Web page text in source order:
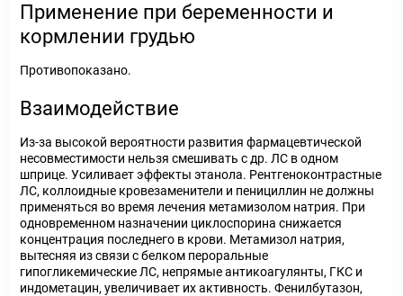
Применение при беременности и
кормлении грудью
Противопоказано.
Взаимодействие
Из-за высокой вероятности развития фармацевтической
несовместимости нельзя смешивать с др. ЛС в одном
шприце. Усиливает эффекты этанола. Рентгеноконтрастные
ЛС, коллоидные кровезаменители и пенициллин не должны
применяться во время лечения метамизолом натрия. При
одновременном назначении циклоспорина снижается
концентрация последнего в крови. Метамизол натрия,
вытесняя из связи с белком пероральные
гипогликемические ЛС, непрямые антикоагулянты, ГКС и
индометацин, увеличивает их активность. Фенилбутазон,